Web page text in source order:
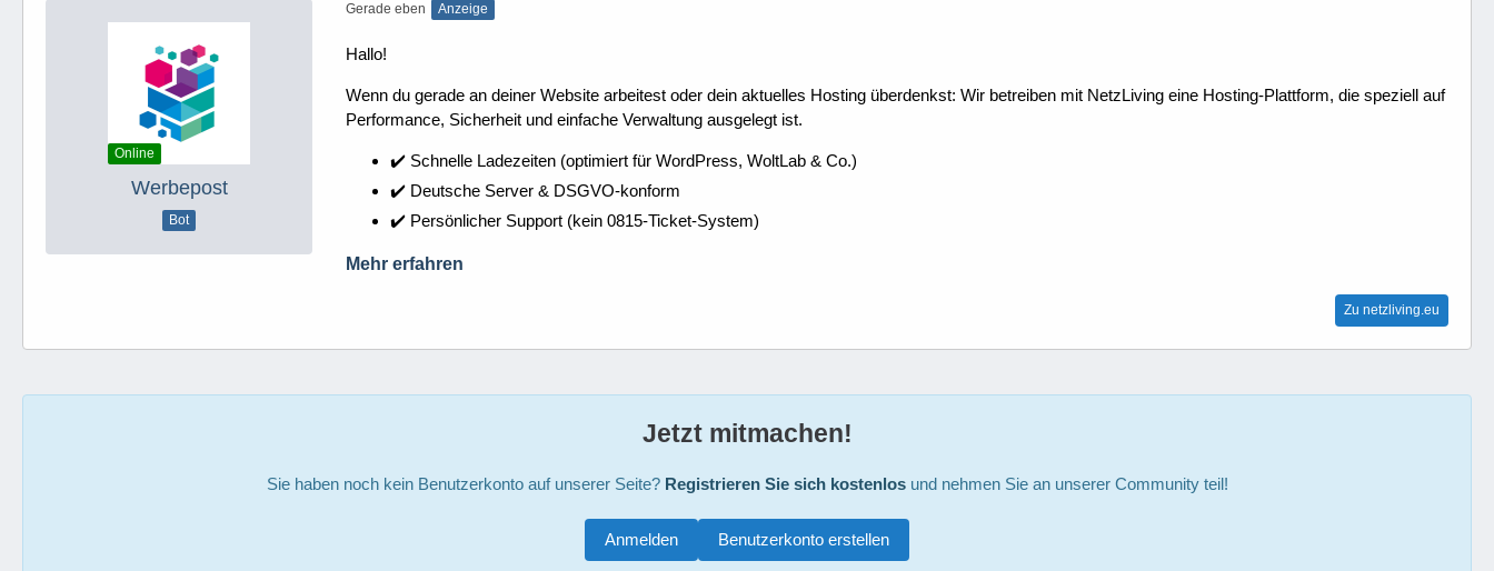
Online
Werbepost
Bot
Gerade eben Anzeige
Hallo!
Wenn du gerade an deiner Website arbeitest oder dein aktuelles Hosting überdenkst: Wir betreiben mit NetzLiving eine Hosting-Plattform, die speziell auf
Performance, Sicherheit und einfache Verwaltung ausgelegt ist.
✔️ Schnelle Ladezeiten (optimiert für WordPress, WoltLab & Co.)
✔️ Deutsche Server & DSGVO-konform
✔️ Persönlicher Support (kein 0815-Ticket-System)
Mehr erfahren
Zu netzliving.eu
Jetzt mitmachen!
Sie haben noch kein Benutzerkonto auf unserer Seite? Registrieren Sie sich kostenlosund nehmen Sie an unserer Community teil!
Benutzerkonto erstellen
Anmelden